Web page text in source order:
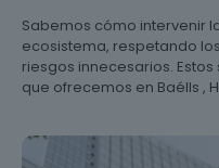
Sabemos cómo intervenir
ecosistema, respetando
riesgos innecesarios.
que ofrecemos en Baélls ,